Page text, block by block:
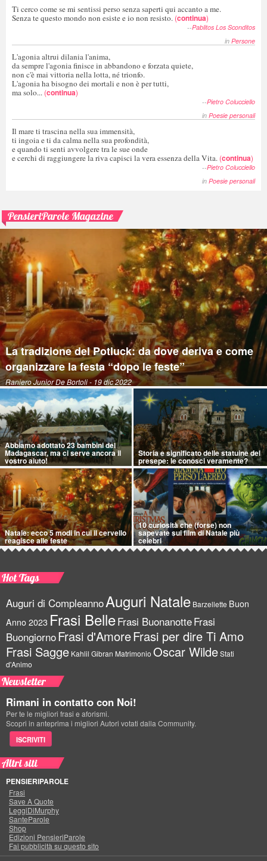
Ti cerco come se mi sentissi perso senza saperti qui accanto a me.
Senza te questo mondo non esiste e io non resisto. (continua)
--Pablitos Los Sconditos
in Persone
L'agonia altrui dilania l'anima,
da sempre l'agonia finisce in abbandono e forzata quiete,
non c'è mai vittoria nella lotta, né trionfo.
L'agonia ha bisogno dei mortali e non è per tutti,
ma solo... (continua)
--Pietro Colucciello
in Poesie personali
Il mare ti trascina nella sua immensità,
ti ingoia e ti da calma nella sua profondità,
e quando ti senti avvolgere tra le sue onde
e cerchi di raggiungere la riva capisci la vera essenza della Vita. (continua)
--Pietro Colucciello
in Poesie personali
PensieriParole Magazine
La tradizione del Potluck: da dove deriva e come
organizzare la festa “dopo le feste”
Raniero Junior De Bortoli- 19 dic 2022
Abbiamo adottato 23 bambini del
Madagascar, ma ci serve ancora il
vostro aiuto!
Storia e significato delle statuine del
presepe: le conosci veramente?
Natale: ecco 5 modi in cui il cervello
reagisce alle feste
10 curiosità che (forse) non
sapevate sui film di Natale più
celebri
Hot Tags
Auguri di CompleannoAuguri Natale Barzellette Buon
Anno 2023 Frasi BelleFrasi BuonanotteFrasi
BuongiornoFrasi d'AmoreFrasi per dire Ti Amo
Frasi Sagge Kahlil Gibran Matrimonio Oscar WildeStati
d'Animo
Newsletter
Rimani in contatto con Noi!
Per te le migliori frasi e aforismi.
Scopri in anteprima i migliori Autori votati dalla Community.
ISCRIVITI
Altri siti
PENSIERIPAROLE
Frasi
Save A Quote
LeggiDiMurphy
SanteParole
Shop
Edizioni PensieriParole
Fai pubblicità su questo sito